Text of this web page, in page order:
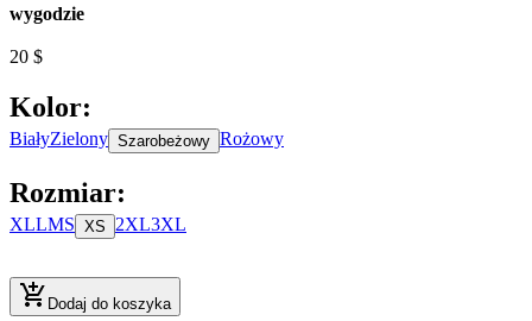
wygodzie
20 $
Kolor:
BiałyZielony Szarobeżowy Rożowy
Rozmiar:
XLLMS XS 2XL3XL
Dodaj do koszyka